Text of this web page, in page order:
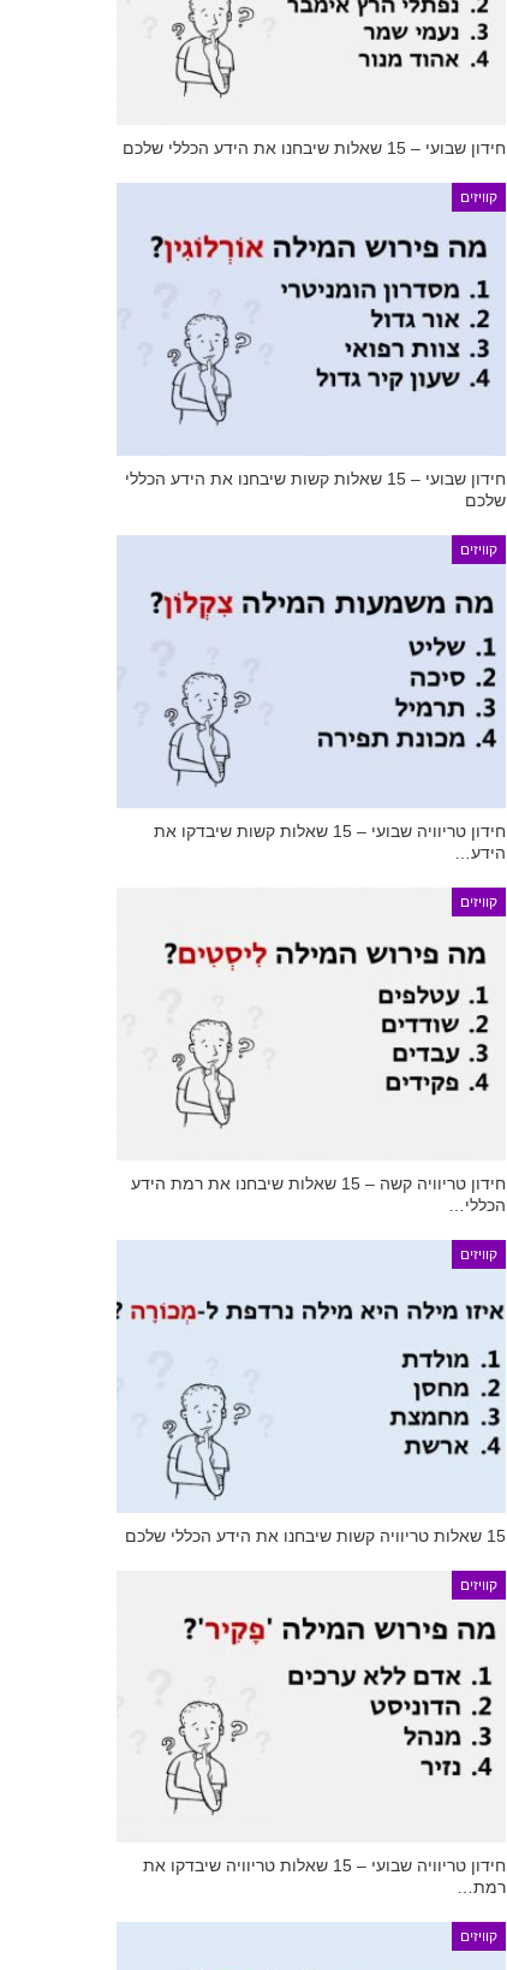
חידון שבועי – 15 שאלות שיבחנו את הידע הכללי שלכם
קוויזים
חידון שבועי – 15 שאלות קשות שיבחנו את הידע הכללי
שלכם
קוויזים
חידון טריוויה שבועי – 15 שאלות קשות שיבדקו את
הידע…
קוויזים
חידון טריוויה קשה – 15 שאלות שיבחנו את רמת הידע
הכללי…
קוויזים
15 שאלות טריוויה קשות שיבחנו את הידע הכללי שלכם
קוויזים
חידון טריוויה שבועי – 15 שאלות טריוויה שיבדקו את
רמת…
קוויזים